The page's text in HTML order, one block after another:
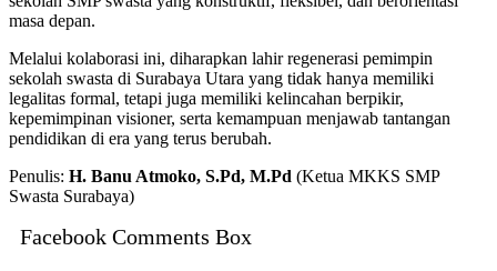
masa depan.
Melalui kolaborasi ini, diharapkan lahir regenerasi pemimpin
sekolah swasta di Surabaya Utara yang tidak hanya memiliki
legalitas formal, tetapi juga memiliki kelincahan berpikir,
kepemimpinan visioner, serta kemampuan menjawab tantangan
pendidikan di era yang terus berubah.
Penulis: H. Banu Atmoko, S.Pd, M.Pd (Ketua MKKS SMP
Swasta Surabaya)
Facebook Comments Box